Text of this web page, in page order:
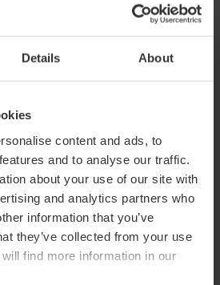
Details About
content and ads, to
and to analyse our traffic.
about your use of our site with
and analytics partners who
information that you’ve
they’ve collected from your use
find more information in our
MIJN BESTELLING VERWIJDEREN?
kunt u de artikelen die u niet wilt
u de aankoop nog niet hebt